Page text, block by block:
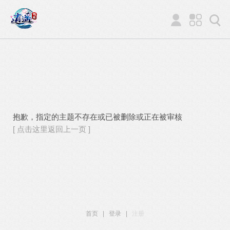
抱歉，指定的主题不存在或已被删除或正在被审核
[ 点击这里返回上一页 ]
首页 登录 注册